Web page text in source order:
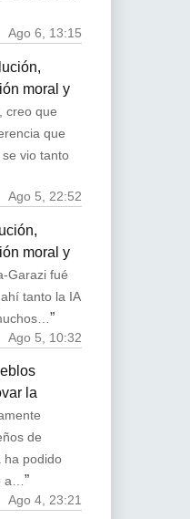
Ago 6, 13:15
moral y
creo que
que
vio tanto
Ago 5, 22:52
moral y
Garazi fué
tanto la IA
”
Ago 5, 10:32
la
de
ha podido
a…”
Ago 4, 23:21